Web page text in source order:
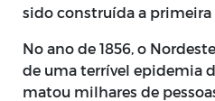
sido construída a primeira
No ano de 1856, o
de uma terrível epidemia
matou milhares de